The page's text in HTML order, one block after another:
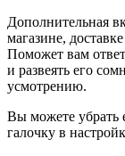
Дополнительная
магазине,
Поможет вам
и развеять его
усмотрению.
Вы можете убрать
галочку в